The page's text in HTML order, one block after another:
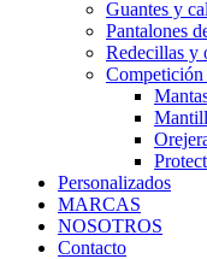
Guantes y
Pantalones
Redecillas y
Personalizados
MARCAS
NOSOTROS
Contacto